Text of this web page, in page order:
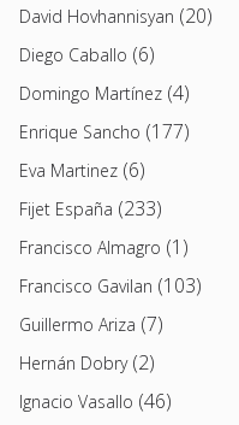
David Hovhannisyan (20)
Diego Caballo (6)
Domingo Martínez (4)
Enrique Sancho (177)
Eva Martinez (6)
Fijet España (233)
Francisco Almagro (1)
Francisco Gavilan (103)
Guillermo Ariza (7)
Hernán Dobry(2)
Ignacio Vasallo (46)